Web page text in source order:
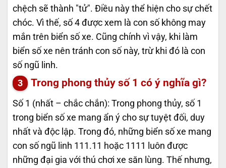
chệch sẽ thành "tử". Điều này thể hiện cho sự chết
chóc. Vì thế, số 4 được xem là con số không may
mắn trên biển số xe. Cũng chính vì vậy, khi làm
biển số xe nên tránh con số này, trừ khi đó là con
số ngũ linh.
Trong phong thủy số 1 có ý nghĩa gì?
Số 1 (nhất – chắc chắn): Trong phong thủy, số 1
trong biển số xe mang ẩn ý cho sự tuyệt đối, duy
nhất và độc lập. Trong đó, những biển số xe mang
con số ngũ linh 111.11 hoặc 1111 luôn được
những đại gia với thú chơi xe săn lùng. Thế nhưng,